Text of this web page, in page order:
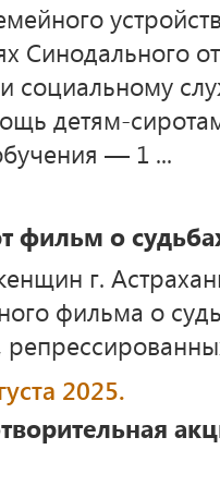
Синодального
и социальному
детям-
— 1 ...
фильм о
г.
фильма о
2025.